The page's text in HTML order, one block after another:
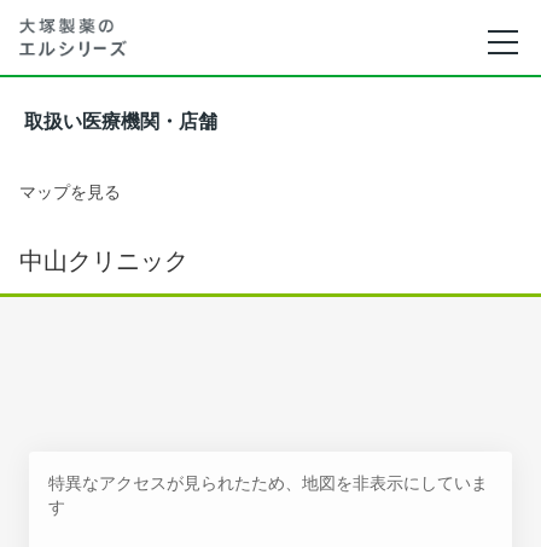
取扱い医療機関・店舗
マップを見る
中山クリニック
特異なアクセスが見られたため、地図を非表示にしていま
す